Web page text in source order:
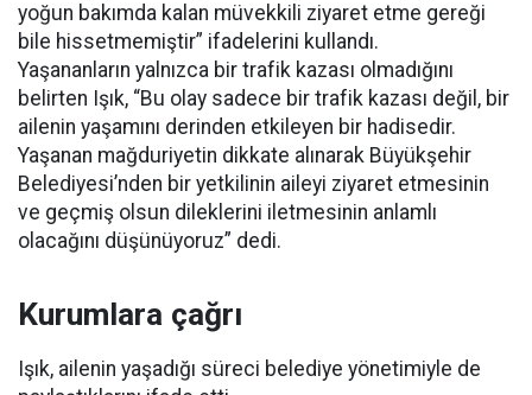
yoğun bakımda kalan müvekkili ziyaret etme gereği
bile hissetmemiştir” ifadelerini kullandı.
Yaşananların yalnızca bir trafik kazası olmadığını
belirten Işık, “Bu olay sadece bir trafik kazası değil, bir
ailenin yaşamını derinden etkileyen bir hadisedir.
Yaşanan mağduriyetin dikkate alınarak Büyükşehir
Belediyesi’nden bir yetkilinin aileyi ziyaret etmesinin
ve geçmiş olsun dileklerini iletmesinin anlamlı
olacağını düşünüyoruz” dedi.
Kurumlara çağrı
Işık, ailenin yaşadığı süreci belediye yönetimiyle de